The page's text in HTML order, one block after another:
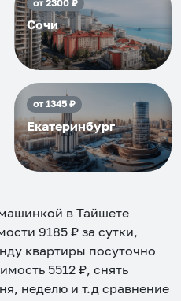
от2300₽
Сочи
от1345₽
Екатеринбург
в Тайшете
9185 ₽ за сутки,
квартиры посуточно
5512 ₽, снять
неделю и т.д сравнение